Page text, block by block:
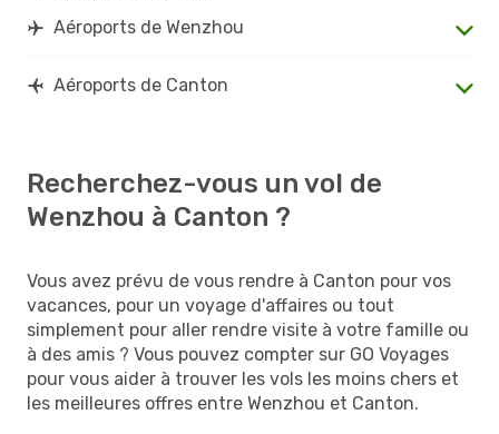
Aéroports de Wenzhou
Aéroports de Canton
Recherchez-vous un vol de
Wenzhou à Canton ?
Vous avez prévu de vous rendre à Canton pour vos
vacances, pour un voyage d'affaires ou tout
simplement pour aller rendre visite à votre famille ou
à des amis ? Vous pouvez compter sur GO Voyages
pour vous aider à trouver les vols les moins chers et
les meilleures offres entre Wenzhou et Canton.